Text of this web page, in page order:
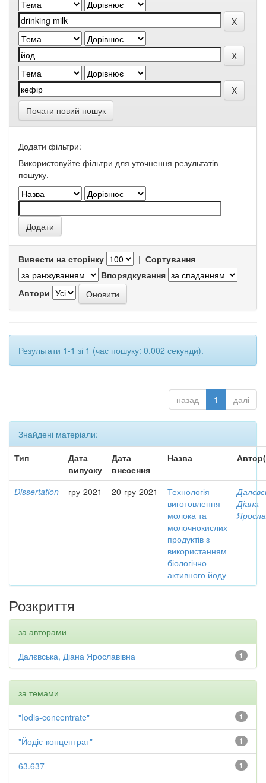
Почати новий пошук
Додати фільтри:
Використовуйте фільтри для уточнення результатів
пошуку.
Вивести на сторінку | Сортування
Впорядкування
Автори
Результати 1-1 зі 1 (час пошуку: 0.002 секунди).
назад 1 далі
Знайдені матеріали:
Тип
Дата
випуску
Дата
внесення
Назва
Dissertation гру-2021 20-гру-2021
Технологія
виготовлення
молока та
молочнокислих
продуктів з
використанням
біологічно
активного йоду
Діана
Розкриття
за авторами
1
Далєвська, Діана Ярославівна
за темами
1
"Iodis-concentrate"
1
"Йодіс-концентрат"
1
63.637